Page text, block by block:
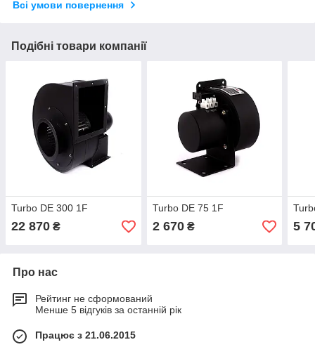
Всі умови повернення
Подібні товари компанії
Turbo DE 300 1F
22 870 ₴
Turbo DE 75 1F
2 670₴ 5
Про нас
Рейтинг не сформований
Менше 5 відгуків за останній рік
Працює з 21.06.2015